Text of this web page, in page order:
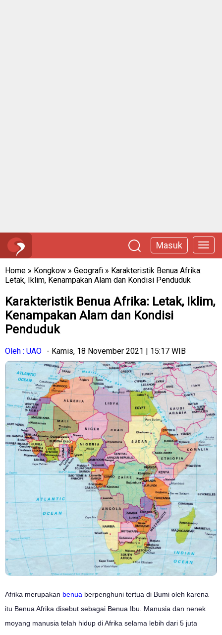
Masuk
Home » Kongkow » Geografi » Karakteristik Benua Afrika:
Letak, Iklim, Kenampakan Alam dan Kondisi Penduduk
Karakteristik Benua Afrika: Letak, Iklim,
Kenampakan Alam dan Kondisi
Penduduk
Oleh : UAO - Kamis, 18 November 2021 | 15:17 WIB
Afrika merupakan benua berpenghuni tertua di Bumi oleh karena
itu Benua Afrika disebut sebagai Benua Ibu. Manusia dan nenek
moyang manusia telah hidup di Afrika selama lebih dari 5 juta